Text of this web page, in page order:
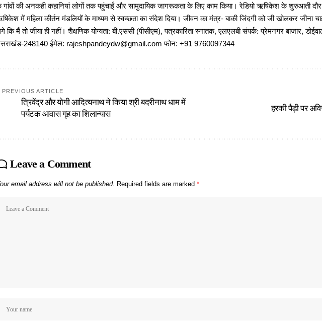
गांवों की अनकही कहानियां लोगों तक पहुंचाईं और सामुदायिक जागरूकता के लिए काम किया। रेडियो ऋषिकेश के शुरुआती
में महिला कीर्तन मंडलियों के माध्यम से स्वच्छता का संदेश दिया। जीवन का मंत्र- बाकी जिंदगी को जी खोलकर जीना
कि मैं तो जीया ही नहीं। शैक्षणिक योग्यता: बी.एससी (पीसीएम), पत्रकारिता स्नातक, एलएलबी संपर्क: प्रेमनगर बाजार,
248140 ईमेल: rajeshpandeydw@gmail.com फोन: +91 9760097344
PREVIOUS ARTICLE
त्रिवेंद्र और योगी आदित्यनाथ ने किया श्री बदरीनाथ धाम में
पर्यटक आवास गृह का शिलान्यास
हरकी पैड़ी पर
Leave a Comment
email address will not be published. Required fields are marked *